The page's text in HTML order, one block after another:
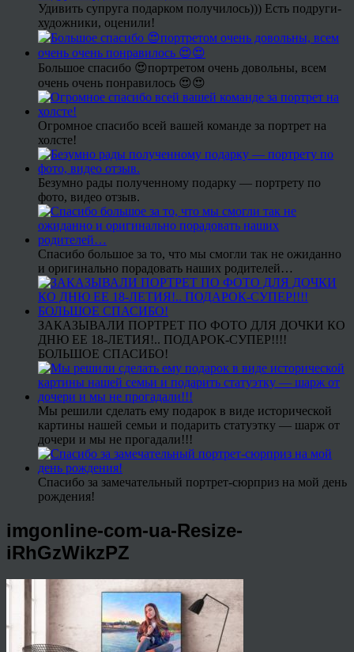
Удивить супруга подарком получилось))) Есть подруги-
художники, оценили!
Большое спасибо 😍портретом очень довольны, всем
очень очень понравилось 😍😍
Огромное спасибо всей вашей команде за портрет на
холсте!
Безумно рады полученному подарку — портрету по
фото, видео отзыв.
Спасибо большое за то, что мы смогли так не ожиданно
и оригинально порадовать наших родителей…
ЗАКАЗЫВАЛИ ПОРТРЕТ ПО ФОТО ДЛЯ ДОЧКИ КО
ДНЮ ЕЕ 18-ЛЕТИЯ!.. ПОДАРОК-СУПЕР!!!!
БОЛЬШОЕ СПАСИБО!
Мы решили сделать ему подарок в виде исторической
картины нашей семьи и подарить статуэтку — шарж от
дочери и мы не прогадали!!!
Спасибо за замечательный портрет-сюрприз на мой день
рождения!
imgonline-com-ua-Resize-
iRhGzWikzPZ